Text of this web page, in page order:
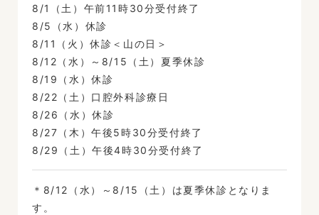
8/1（土）午前11時30分受付終了
8/5（水）休診
8/11（火）休診＜山の日＞
8/12（水）～8/15（土）夏季休診
8/19（水）休診
8/22（土）口腔外科診療日
8/26（水）休診
8/27（木）午後5時30分受付終了
8/29（土）午後4時30分受付終了
＊8/12（水）～8/15（土）は夏季休診となりま
す。